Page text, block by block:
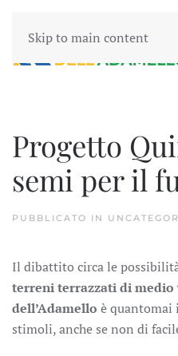
Skip to main content
Progetto
semi per il
PUBBLICATO IN
Il dibattito circa le
terreni terrazzati di medio
dell’Adamello è quantomai
stimoli, anche se non di